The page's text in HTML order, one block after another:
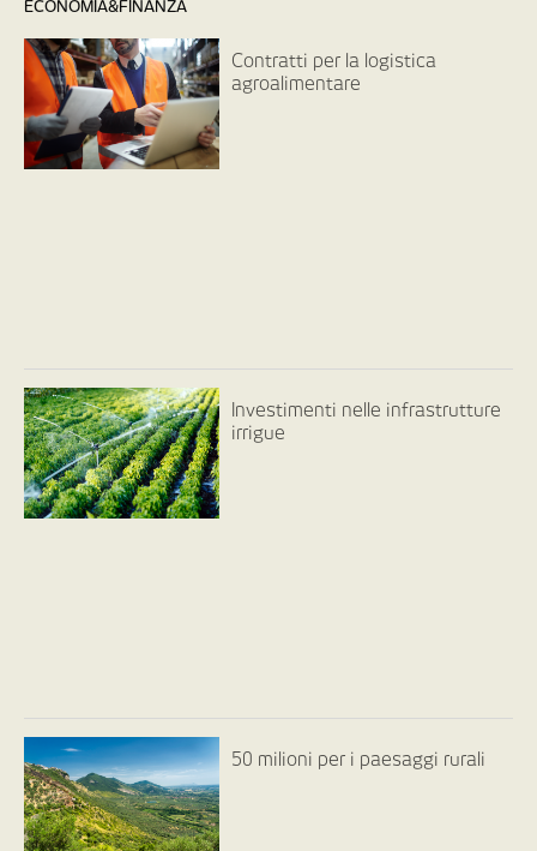
ECONOMIA&FINANZA
Contratti per la logistica
agroalimentare
Investimenti nelle infrastrutture
irrigue
50 milioni per i paesaggi rurali